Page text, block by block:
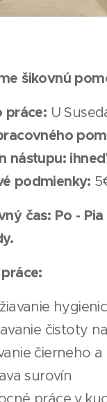
šikovnú
práce: U
nástupu:
podmienky:
čas: Po -
čistoty
čierneho
surovín